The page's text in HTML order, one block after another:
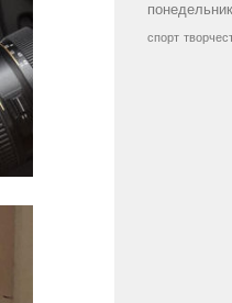
понедельник
спорт